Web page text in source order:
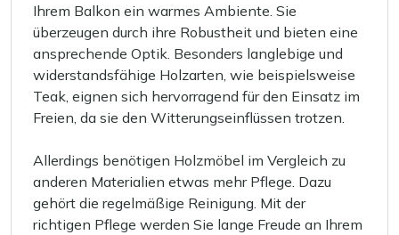
Ihrem Balkon ein warmes Ambiente. Sie
überzeugen durch ihre Robustheit und bieten eine
ansprechende Optik. Besonders langlebige und
widerstandsfähige Holzarten, wie beispielsweise
Teak, eignen sich hervorragend für den Einsatz im
Freien, da sie den Witterungseinflüssen trotzen.
Allerdings benötigen Holzmöbel im Vergleich zu
anderen Materialien etwas mehr Pflege. Dazu
gehört die regelmäßige Reinigung. Mit der
richtigen Pflege werden Sie lange Freude an Ihrem